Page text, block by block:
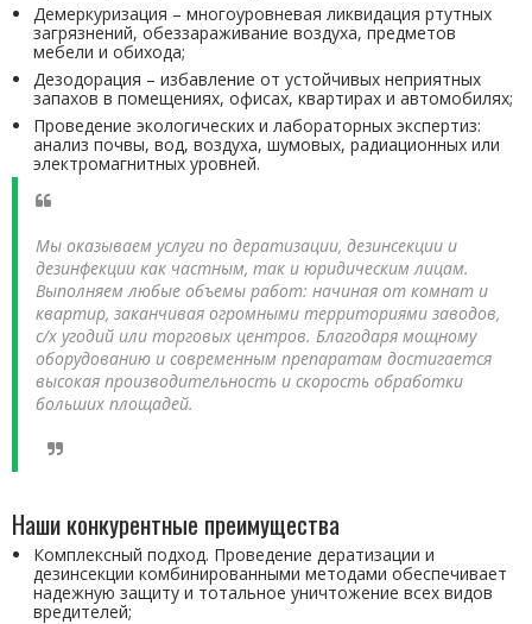
Демеркуризация – многоуровневая ликвидация ртутных
загрязнений, обеззараживание воздуха, предметов
мебели и обихода;
Дезодорация – избавление от устойчивых неприятных
запахов в помещениях, офисах, квартирах и автомобилях;
Проведение экологических и лабораторных экспертиз:
анализ почвы, вод, воздуха, шумовых, радиационных или
электромагнитных уровней.
Мы оказываем услуги по дератизации, дезинсекции и
дезинфекции как частным, так и юридическим лицам.
Выполняем любые объемы работ: начиная от комнат и
квартир, заканчивая огромными территориями заводов,
с/х угодий или торговых центров. Благодаря мощному
оборудованию и современным препаратам достигается
высокая производительность и скорость обработки
больших площадей.
Наши конкурентные преимущества
Комплексный подход. Проведение дератизации и
дезинсекции комбинированными методами обеспечивает
надежную защиту и тотальное уничтожение всех видов
вредителей;